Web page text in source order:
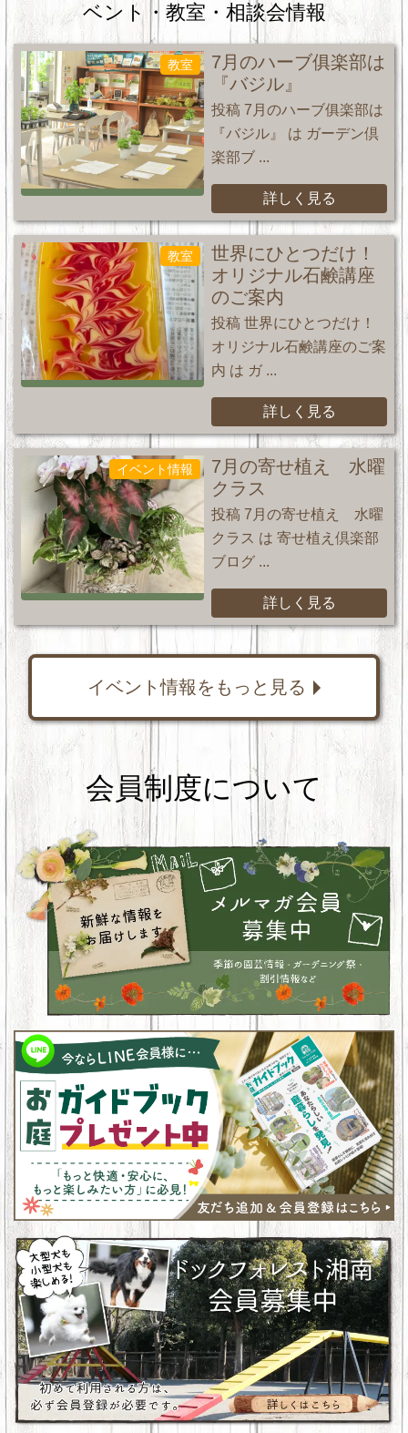
ベント・教室・相談会情報
教室
7月のハーブ俱楽部は
『バジル』
投稿 7月のハーブ俱楽部は
『バジル』 は ガーデン倶
楽部ブ ...
詳しく見る
教室
世界にひとつだけ！
オリジナル石鹸講座
のご案内
投稿 世界にひとつだけ！
オリジナル石鹸講座のご案
内 は ガ ...
詳しく見る
イベント情報
7月の寄せ植え 水曜
クラス
投稿 7月の寄せ植え 水曜
クラス は 寄せ植え倶楽部
ブログ ...
詳しく見る
イベント情報をもっと見る
会員制度について